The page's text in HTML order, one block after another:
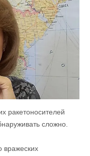
ракетоносителей
сложно.
вражеских